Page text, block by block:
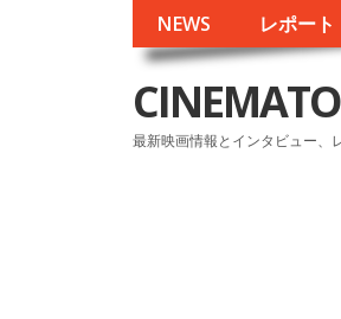
NEWS レポート
最新映画情報とインタビュー、